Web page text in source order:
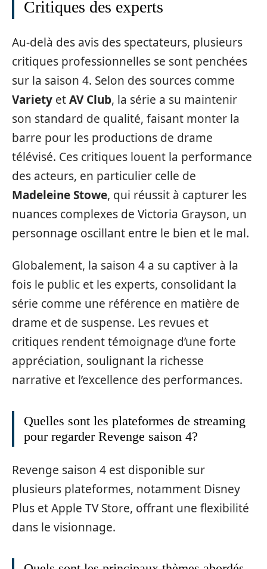
Critiques des experts
Au-delà des avis des spectateurs, plusieurs
critiques professionnelles se sont penchées
sur la saison 4. Selon des sources comme
Variety etAV Club, la série a su maintenir
son standard de qualité, faisant monter la
barre pour les productions de drame
télévisé. Ces critiques louent la performance
des acteurs, en particulier celle de
Madeleine Stowe, qui réussit à capturer les
nuances complexes de Victoria Grayson, un
personnage oscillant entre le bien et le mal.
Globalement, la saison 4 a su captiver à la
fois le public et les experts, consolidant la
série comme une référence en matière de
drame et de suspense. Les revues et
critiques rendent témoignage d’une forte
appréciation, soulignant la richesse
narrative et l’excellence des performances.
Quelles sont les plateformes de streaming
pour regarder Revenge saison 4?
Revenge saison 4 est disponible sur
plusieurs plateformes, notamment Disney
Plus et Apple TV Store, offrant une flexibilité
dans le visionnage.